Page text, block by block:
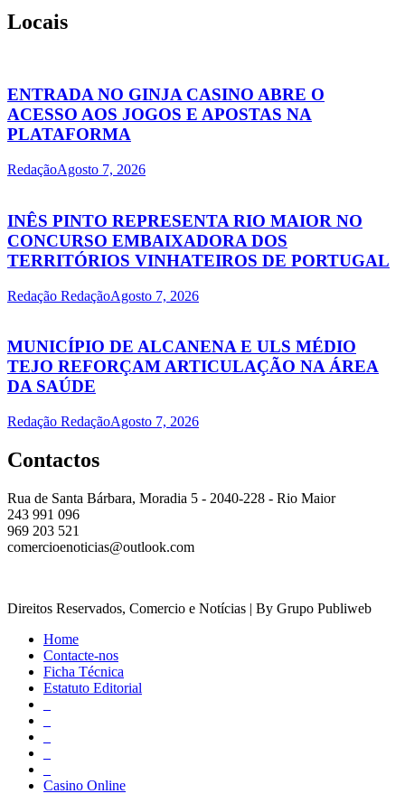
Locais
ENTRADA NO GINJA CASINO ABRE O
ACESSO AOS JOGOS E APOSTAS NA
PLATAFORMA
RedaçãoAgosto 7, 2026
INÊS PINTO REPRESENTA RIO MAIOR NO
CONCURSO EMBAIXADORA DOS
TERRITÓRIOS VINHATEIROS DE PORTUGAL
Redação RedaçãoAgosto 7, 2026
MUNICÍPIO DE ALCANENA E ULS MÉDIO
TEJO REFORÇAM ARTICULAÇÃO NA ÁREA
DA SAÚDE
Redação RedaçãoAgosto 7, 2026
Contactos
Rua de Santa Bárbara, Moradia 5 - 2040-228 - Rio Maior
243 991 096
969 203 521
comercioenoticias@outlook.com
Direitos Reservados, Comercio e Notícias | By Grupo Publiweb
Home
Contacte-nos
Ficha Técnica
Estatuto Editorial
Casino Online